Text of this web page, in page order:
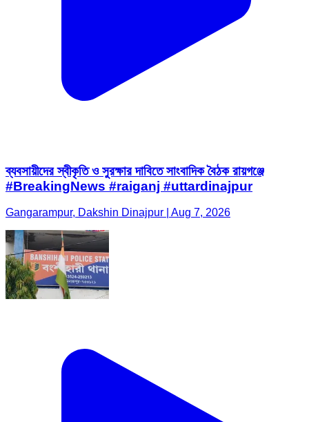
ব্যবসায়ীদের স্বীকৃতি ও সুরক্ষার দাবিতে সাংবাদিক বৈঠক রায়গঞ্জে
#BreakingNews #raiganj #uttardinajpur
Gangarampur, Dakshin Dinajpur | Aug 7, 2026